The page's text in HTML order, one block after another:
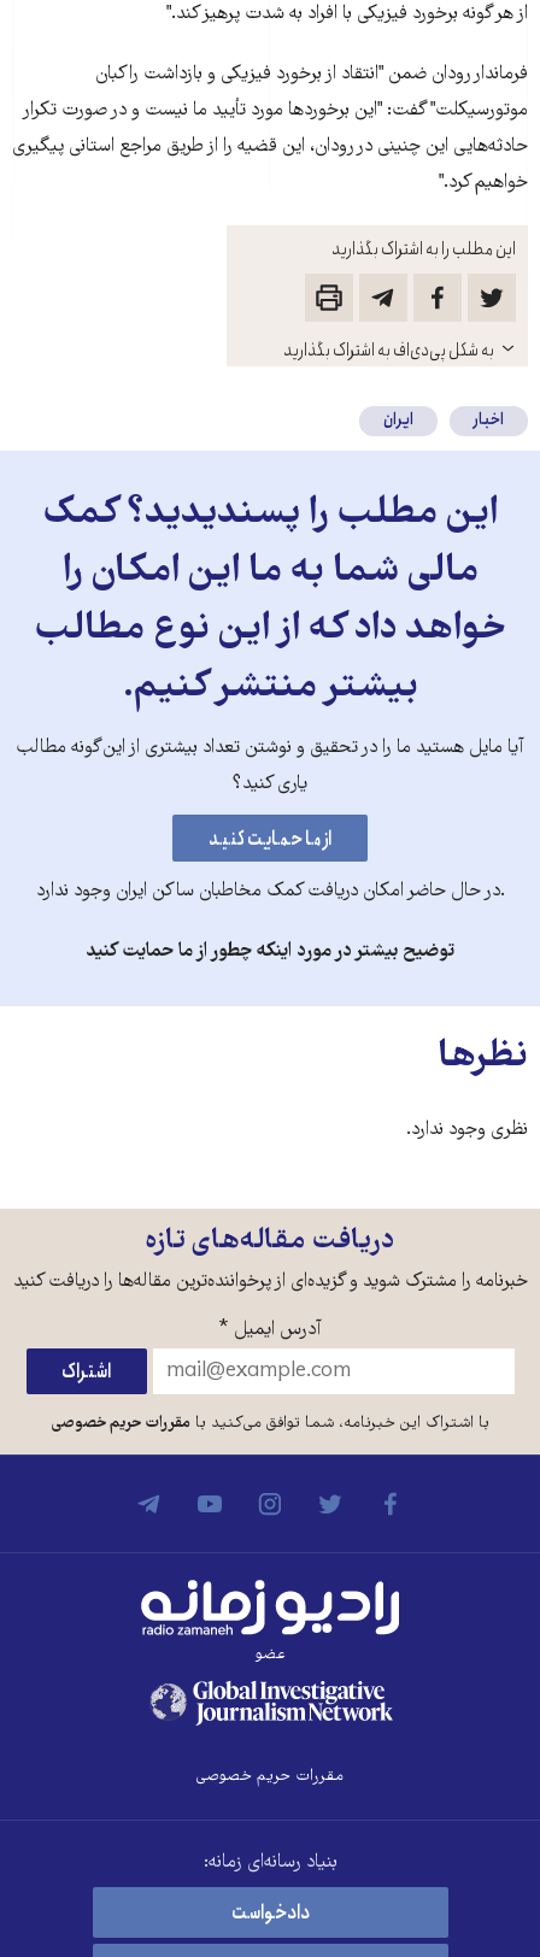
این مطلب را به اشتراک بگذارید
باز
کنید
به شکل پی‌دی‌اف به اشتراک بگذارید
از هر گونه برخورد فيزيکی با افراد به شدت پرهيز کند."
فرماندار رودان ضمن "انتقاد از برخورد فيزيکی و بازداشت راکبان
موتورسيکلت" گفت: "اين برخوردها مورد تأييد ما نيست و در صورت تکرار
حادثه‌هايی اين چنينی در رودان، اين قضيه را از طريق مراجع استانی پيگيری
خواهيم کرد."
اخبار ایران
این مطلب را پسندیدید؟ کمک
مالی شما به ما این امکان را
خواهد داد که از این نوع مطالب
بیشتر منتشر کنیم.
آیا مایل هستید ما را در تحقیق و نوشتن تعداد بیشتری از این‌گونه مطالب
یاری کنید؟
.در حال حاضر امکان دریافت کمک مخاطبان ساکن ایران وجود ندارد
توضیح بیشتر در مورد اینکه چطور از ما حمایت کنید
نظرها
نظری وجود ندارد.
دریافت مقاله‌های تازه
خبرنامه را مشترک شوید و گزیده‌ای از پرخواننده‌ترین مقاله‌ها را دریافت کنید
آدرس ایمیل *
با اشتراک این خبرنامه، شما توافق می‌کنید بامقررات حریم خصوصی
عضو
مقررات حریم خصوصی
بنیاد رسانه‌ای زمانه:
دادخواست